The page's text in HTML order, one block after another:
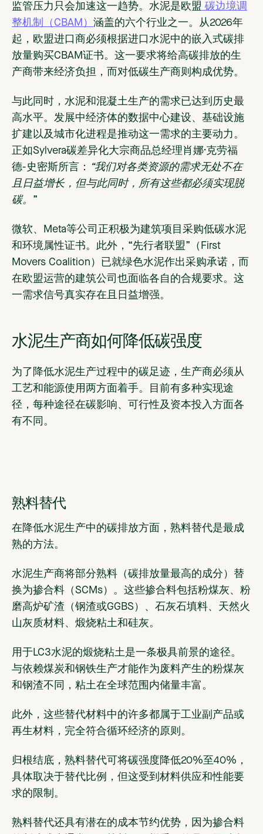
监管压力只会加速这一趋势。水泥是欧盟 碳边境调
整机制（CBAM） 涵盖的六个行业之一。从2026年
起，欧盟进口商必须根据进口水泥中的嵌入式碳排
放量购买CBAM证书。这一要求将给高碳排放的生
产商带来经济负担，而对低碳生产商则构成优势。
与此同时，水泥和混凝土生产的需求已达到历史最
高水平。发展中经济体的数据中心建设、基础设施
扩建以及城市化进程是推动这一需求的主要动力。
正如Sylvera碳差异化大宗商品总经理肖娜·克劳福
德-史密斯所言：
“我们对各类资源的需求无处不在
且日益增长，但与此同时，所有这些都必须实现脱
碳。 ”
微软、Meta等公司正积极为建筑项目采购低碳水泥
和环境属性证书。此外，“先行者联盟”（First
Movers Coalition）已就绿色水泥作出采购承诺，而
在欧盟运营的建筑公司也面临各自的合规要求。这
一需求信号真实存在且日益增强。
水泥生产商如何降低碳强度
为了降低水泥生产过程中的碳足迹，生产商必须从
工艺和能源使用两方面着手。目前有多种实现途
径，每种途径在碳影响、可行性及资本投入方面各
有不同。
熟料替代
在降低水泥生产中的碳排放方面，熟料替代是最成
熟的方法。
水泥生产商将部分熟料（碳排放量最高的成分）替
换为掺合料（SCMs）。这些掺合料包括粉煤灰、粉
磨高炉矿渣（钢渣或GGBS）、石灰石填料、天然火
山灰质材料、煅烧粘土和硅灰。
用于LC3水泥的煅烧粘土是一条极具前景的途径。
与依赖煤炭和钢铁生产才能作为废料产生的粉煤灰
和钢渣不同，粘土在全球范围内储量丰富。
此外，这些替代材料中的许多都属于工业副产品或
再生材料，完全符合循环经济的原则。
归根结底，熟料替代可将碳强度降低20%至40%，
具体取决于替代比例，但这受到材料供应和性能要
求的限制。
熟料替代还具有潜在的成本节约优势，因为掺合料